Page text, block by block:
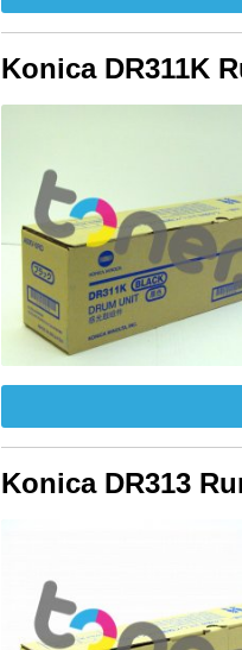
Konica DR311K
Konica DR313